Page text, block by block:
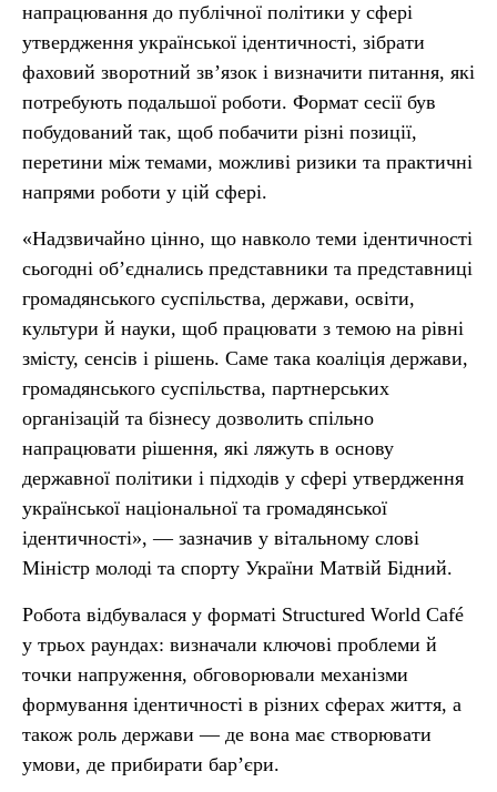
напрацювання до публічної політики у сфері
утвердження української ідентичності, зібрати
фаховий зворотний зв’язок і визначити питання, які
потребують подальшої роботи. Формат сесії був
побудований так, щоб побачити різні позиції,
перетини між темами, можливі ризики та практичні
напрями роботи у цій сфері.
«Надзвичайно цінно, що навколо теми ідентичності
сьогодні об’єднались представники та представниці
громадянського суспільства, держави, освіти,
культури й науки, щоб працювати з темою на рівні
змісту, сенсів і рішень. Саме така коаліція держави,
громадянського суспільства, партнерських
організацій та бізнесу дозволить спільно
напрацювати рішення, які ляжуть в основу
державної політики і підходів у сфері утвердження
української національної та громадянської
ідентичності», — зазначив у вітальному слові
Міністр молоді та спорту України Матвій Бідний.
Робота відбувалася у форматі Structured World Café
у трьох раундах: визначали ключові проблеми й
точки напруження, обговорювали механізми
формування ідентичності в різних сферах життя, а
також роль держави — де вона має створювати
умови, де прибирати бар’єри.